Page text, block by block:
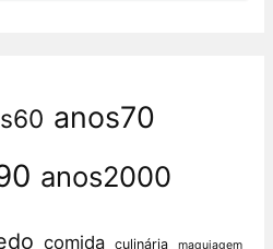
anos70
anos2000
comida culinária maquiagem